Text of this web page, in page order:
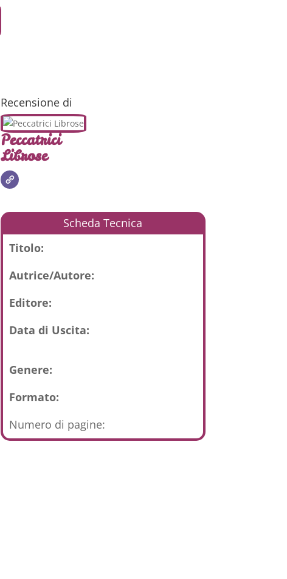
Recensione di
Peccatrici
Librose
Scheda Tecnica
Titolo:
Autrice/Autore:
Editore:
Data di Uscita:
Genere:
Formato:
Numero di pagine: